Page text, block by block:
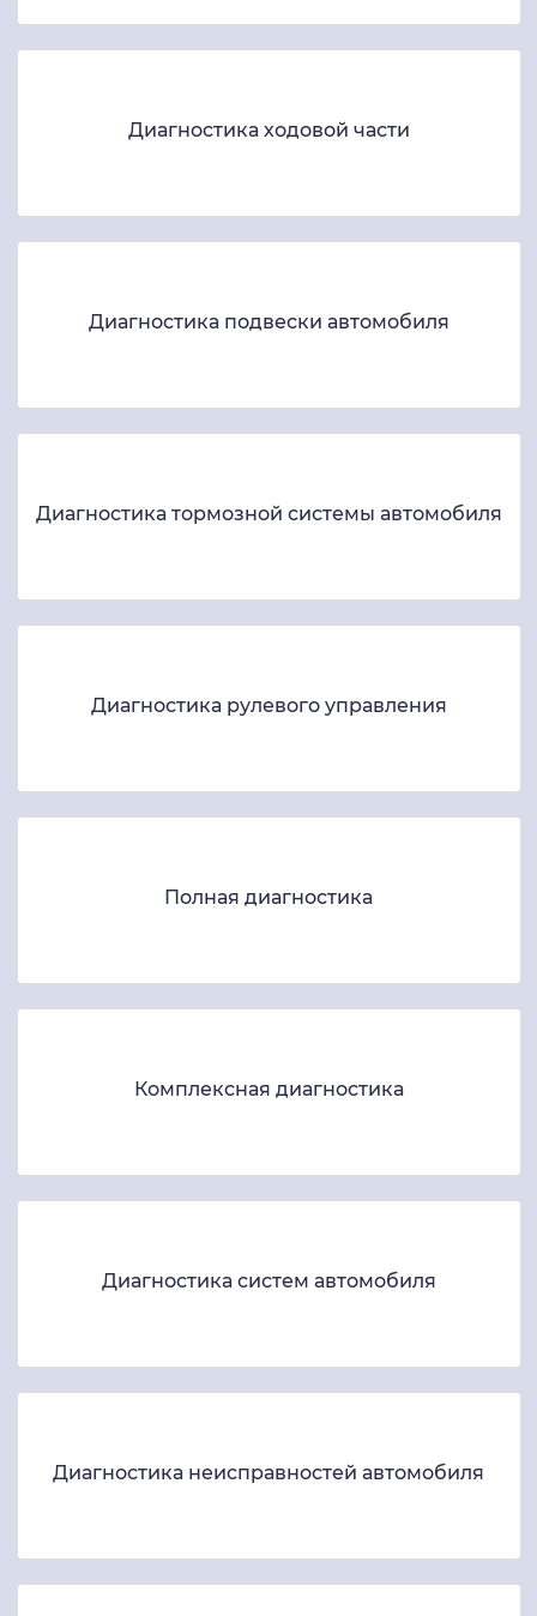
Диагностика ходовой части
Диагностика подвески автомобиля
Диагностика тормозной системы автомобиля
Диагностика рулевого управления
Полная диагностика
Комплексная диагностика
Диагностика систем автомобиля
Диагностика неисправностей автомобиля